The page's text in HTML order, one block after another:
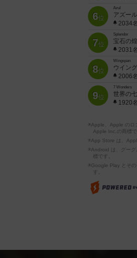
6位
Azul
アズール
2034名
7位
Splendor
宝石の
2031名
8位
Wingspan
ウイン
2006名
9位
7 Wonders
世界の
1920名
※Apple、Apple のロ
Apple Inc.の商標で
※App Store は、
※Android は、グーグ
標です。
※Google Play とそ
す。